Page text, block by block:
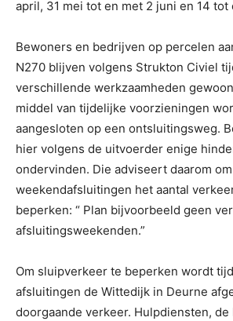
april, 31 mei tot en met 2 juni en 14 tot
Bewoners en bedrijven op percelen
N270 blijven volgens Strukton Civiel
verschillende werkzaamheden
middel van tijdelijke voorzieningen
aangesloten op een ontsluitingsweg.
hier volgens de uitvoerder enige
ondervinden. Die adviseert daarom
weekendafsluitingen het aantal
beperken: “ Plan bijvoorbeeld geen
afsluitingsweekenden.”
Om sluipverkeer te beperken wordt
afsluitingen de Wittedijk in Deurne
doorgaande verkeer. Hulpdiensten, de